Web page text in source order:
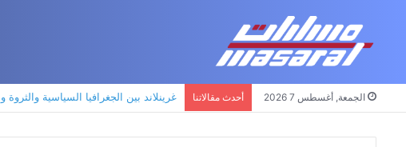
الجمعة, أغسطس 7 2026 أحدث مقالاتنا غرينلاند بين الجغرافيا السياسية والثروة